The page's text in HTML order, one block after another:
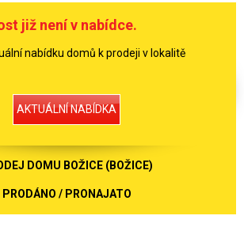
již není v nabídce.
nabídku domů k prodeji v lokalitě
AKTUÁLNÍ NABÍDKA
DOMU BOŽICE (BOŽICE)
PRODÁNO / PRONAJATO